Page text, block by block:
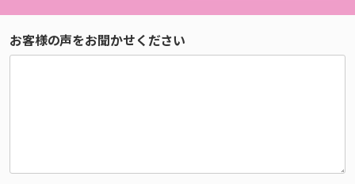
お客様の声をお聞かせください